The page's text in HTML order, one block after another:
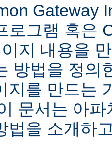
Gateway
로그램 혹은
지 내용을
방법을 정의
지를 만드는
문서는 아
법을 소개하